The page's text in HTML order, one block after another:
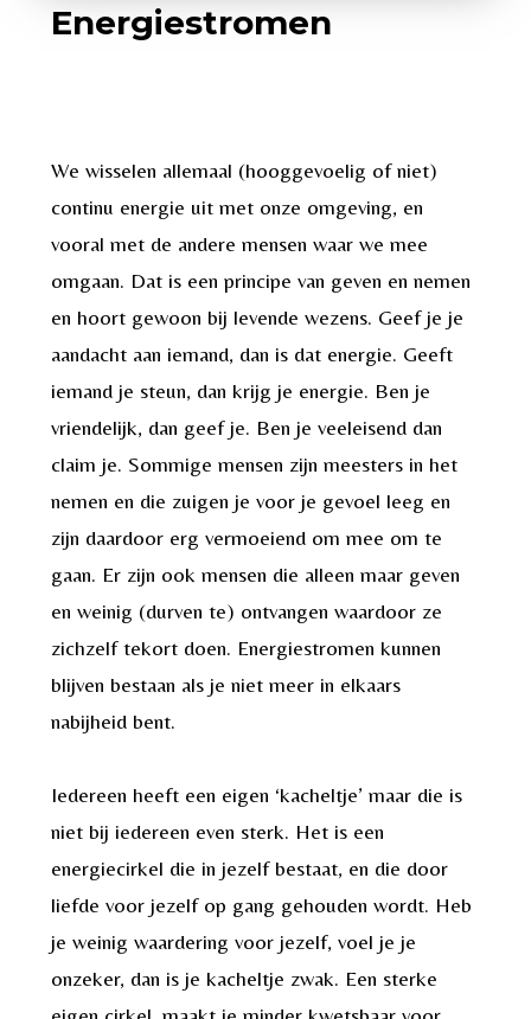
Energiestromen
We wisselen allemaal (hooggevoelig of niet)
continu energie uit met onze omgeving, en
vooral met de andere mensen waar we mee
omgaan. Dat is een principe van geven en nemen
en hoort gewoon bij levende wezens. Geef je je
aandacht aan iemand, dan is dat energie. Geeft
iemand je steun, dan krijg je energie. Ben je
vriendelijk, dan geef je. Ben je veeleisend dan
claim je. Sommige mensen zijn meesters in het
nemen en die zuigen je voor je gevoel leeg en
zijn daardoor erg vermoeiend om mee om te
gaan. Er zijn ook mensen die alleen maar geven
en weinig (durven te) ontvangen waardoor ze
zichzelf tekort doen. Energiestromen kunnen
blijven bestaan als je niet meer in elkaars
nabijheid bent.
Iedereen heeft een eigen ‘kacheltje’ maar die is
niet bij iedereen even sterk. Het is een
energiecirkel die in jezelf bestaat, en die door
liefde voor jezelf op gang gehouden wordt. Heb
je weinig waardering voor jezelf, voel je je
onzeker, dan is je kacheltje zwak. Een sterke